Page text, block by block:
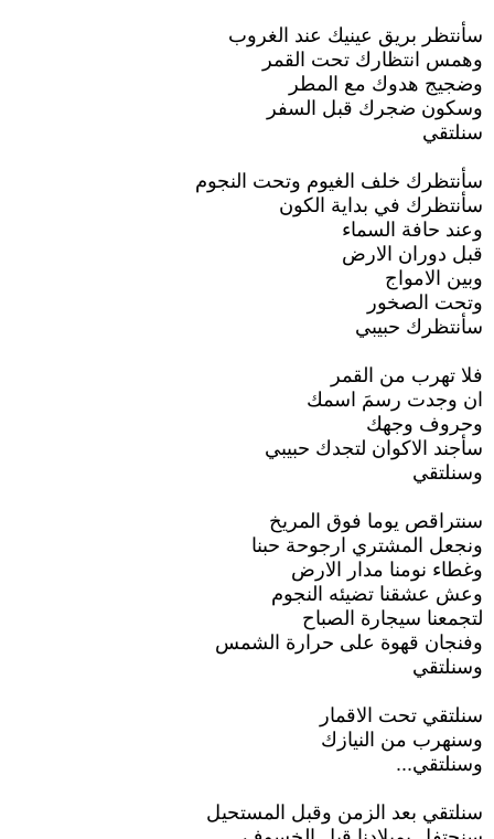
سأنتظر بريق عينيك عند الغروب
وهمس انتظارك تحت القمر
وضجيج هدوك مع المطر
وسكون ضجرك قبل السفر
سنلتقي
سأنتظرك خلف الغيوم وتحت النجوم
سأنتظرك في بداية الكون
وعند حافة السماء
قبل دوران الارض
وبين الامواج
وتحت الصخور
سأنتظرك حبيبي
فلا تهرب من القمر
ان وجدت رسمَ اسمك
وحروف وجهك
سأجند الاكوان لتجدك حبيبي
وسنلتقي
سنتراقص يوما فوق المريخ
ونجعل المشتري ارجوحة حبنا
وغطاء نومنا مدار الارض
وعش عشقنا تضيئه النجوم
لتجمعنا سيجارة الصباح
وفنجان قهوة على حرارة الشمس
وسنلتقي
سنلتقي تحت الاقمار
وسنهرب من النيازك
وسنلتقي...
سنلتقي بعد الزمن وقبل المستحيل